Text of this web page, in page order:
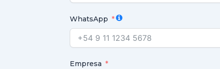
WhatsApp
Empresa